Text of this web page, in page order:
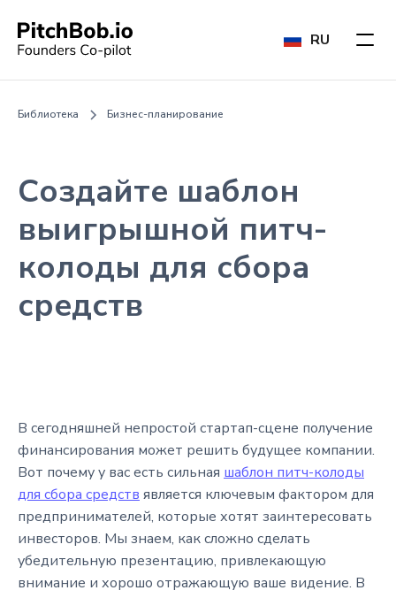
RU
Библиотека Бизнес-планирование
Создайте шаблон
выигрышной питч-
колоды для сбора
средств
В сегодняшней непростой стартап-сцене получение
финансирования может решить будущее компании.
Вот почему у вас есть сильная шаблон питч-колоды
для сбора средств является ключевым фактором для
предпринимателей, которые хотят заинтересовать
инвесторов. Мы знаем, как сложно сделать
убедительную презентацию, привлекающую
внимание и хорошо отражающую ваше видение. В